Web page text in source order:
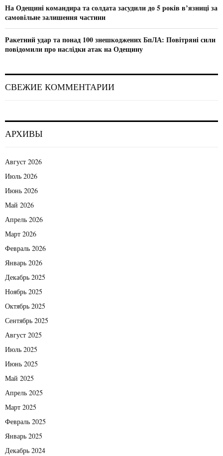
На Одещині командира та солдата засудили до 5 років в’язниці за
самовільне залишення частини
Ракетний удар та понад 100 знешкоджених БпЛА: Повітряні сили
повідомили про наслідки атак на Одещину
СВЕЖИЕ КОММЕНТАРИИ
АРХИВЫ
Август 2026
Июль 2026
Июнь 2026
Май 2026
Апрель 2026
Март 2026
Февраль 2026
Январь 2026
Декабрь 2025
Ноябрь 2025
Октябрь 2025
Сентябрь 2025
Август 2025
Июль 2025
Июнь 2025
Май 2025
Апрель 2025
Март 2025
Февраль 2025
Январь 2025
Декабрь 2024